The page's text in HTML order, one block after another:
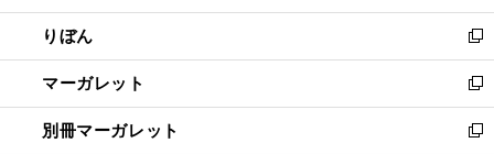
開
く
ウ
で
開
く
ン
ド
ウ
で
開
く
ウ
ィ
ン
ド
ウ
で
りぼん
新
し
い
ウ
ィ
マーガレット
新
し
い
別冊マーガレット
新